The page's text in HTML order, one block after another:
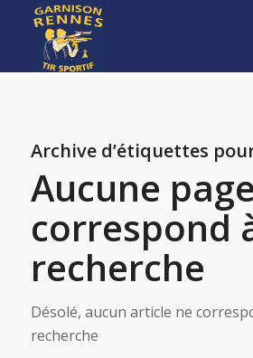
Archive d’étiquettes
Aucune
correspond
recherche
Désolé, aucun article ne
recherche